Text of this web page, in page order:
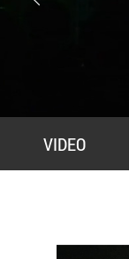
VIDEO